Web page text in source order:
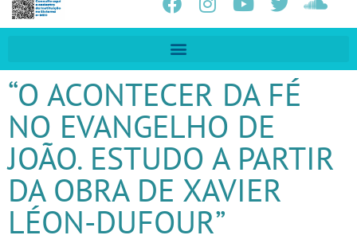
“O ACONTECER DA FÉ
NO EVANGELHO DE
JOÃO. ESTUDO A PARTIR
DA OBRA DE XAVIER
LÉON-DUFOUR”